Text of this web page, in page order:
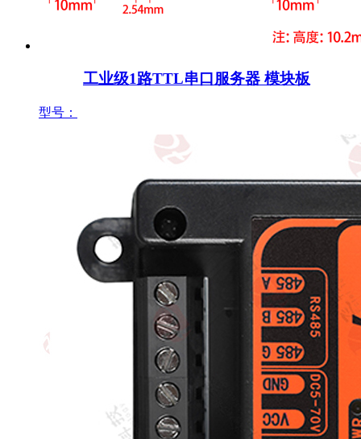
工业级1路TTL串口服务器 模块板
型号：